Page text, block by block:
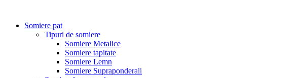
Somiere pat
Tipuri de somiere
Somiere Metalice
Somiere tapitate
Somiere Lemn
Somiere Supraponderali